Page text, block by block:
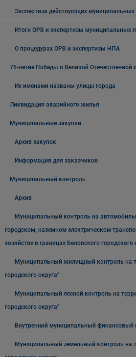
Экспертиза действующих
Итоги ОРВ и экспертизы муниципальных
О процедурах ОРВ и экспертизы НПА
75-летие Победы в Великой Отечественной
Их именами названы улицы города
Ликвидация аварийного жилья
Муниципальные закупки
Архив закупок
Информация для заказчиков
Муниципальный контроль
Архив
Муниципальный контроль на
городском, наземном электрическом
хозяйстве в границах Беловского городского
Муниципальный жилищный контроль на
городского округа"
Муниципальный лесной контроль на
городского округа"
Внутренний муниципальный финансовый
Муниципальный земельный контроль на